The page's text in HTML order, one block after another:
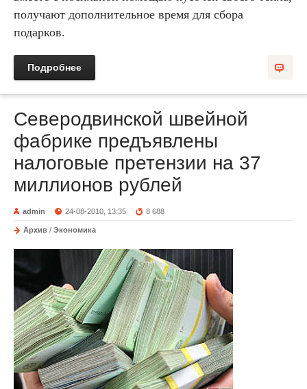
получают дополнительное время для сбора
подарков.
Подробнее
Северодвинской швейной
фабрике предъявлены
налоговые претензии на 37
миллионов рублей
admin 24-08-2010, 13:35 8 688
Архив / Экономика